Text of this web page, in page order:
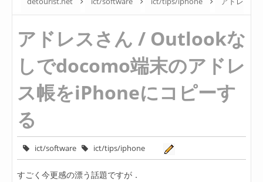
する
アドレスさん / Outlookな
しでdocomo端末のアドレ
ス帳をiPhoneにコピーす
る
ict/software ict/tips/iphone
すごく今更感の漂う話題ですが．